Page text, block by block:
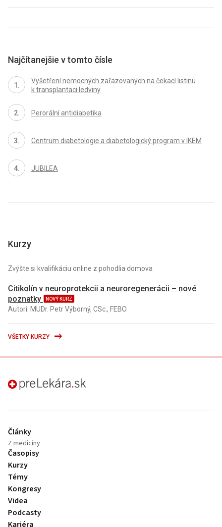
Najčítanejšie v tomto čísle
Vyšetření nemocných zařazovaných na čekací listinu
k transplantaci ledviny
Perorální antidiabetika
Centrum diabetologie a diabetologický program v IKEM
JUBILEA
Kurzy
Zvýšte si kvalifikáciu online z pohodlia domova
Citikolín v neuroprotekcii a neuroregenerácii – nové
poznatky
NOVÝ KURZ
Autori: MUDr. Petr Výborný, CSc., FEBO
VŠETKY KURZY
preLekára.sk
Články
Z medicíny
Časopisy
Kurzy
Témy
Kongresy
Videa
Podcasty
Kariéra